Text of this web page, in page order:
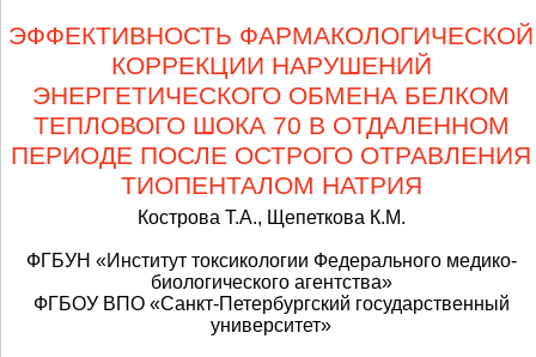
ЭФФЕКТИВНОСТЬ ФАРМАКОЛОГИЧЕСКОЙ
КОРРЕКЦИИ НАРУШЕНИЙ
ЭНЕРГЕТИЧЕСКОГО ОБМЕНА БЕЛКОМ
ТЕПЛОВОГО ШОКА 70 В ОТДАЛЕННОМ
ПЕРИОДЕ ПОСЛЕ ОСТРОГО ОТРАВЛЕНИЯ
ТИОПЕНТАЛОМ НАТРИЯ
Кострова Т.А., Щепеткова К.М.
ФГБУН «Институт токсикологии Федерального медико-
биологического агентства»
ФГБОУ ВПО «Санкт-Петербургский государственный
университет»